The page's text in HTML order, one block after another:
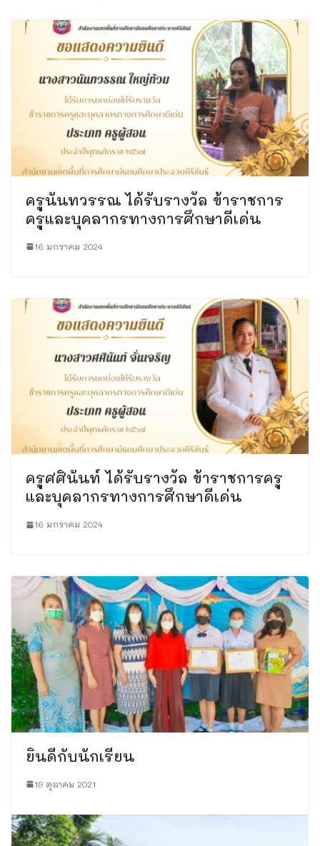
ครูนันทวรรณ ได้รับรางวัล ข้าราชการ
ครูและบุคลากรทางการศึกษาดีเด่น
16 มกราคม 2024
ครูศศินันท์ ได้รับรางวัล ข้าราชการครู
และบุคลากรทางการศึกษาดีเด่น
16 มกราคม 2024
ยินดีกับนักเรียน
19 ตุลาคม 2021